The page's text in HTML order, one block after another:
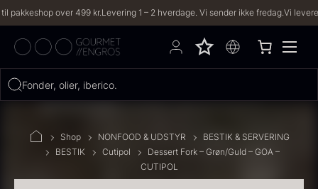
over 499 kr.Levering 1 – 2 hverdage. Vi sender ikke fredag.Vi leverer til
Fonder, olier, iberico...
Hvad leder du efter?
PRODUKTER(2,333)
Shop NONFOOD & UDSTYR
BESTIK & SERVERING
BESTIK
Cutipol
Dessert Fork – Grøn/Guld – GOA –
CUTIPOL